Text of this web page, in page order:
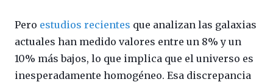
Pero estudios recientes que analizan las galaxias
actuales han medido valores entre un 8% y un
10% más bajos, lo que implica que el universo es
inesperadamente homogéneo. Esa discrepancia